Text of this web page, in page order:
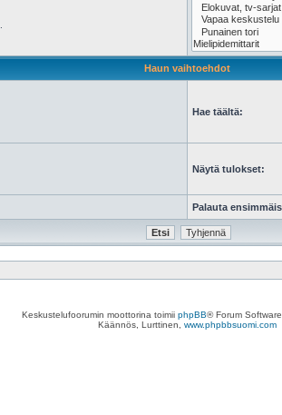
Haun vaihtoehdot
Hae täältä:
Näytä tulokset:
Palauta
Keskustelufoorumin moottorina toimii phpBB® Forum
Käännös, Lurttinen, www.phpbbsuomi.com